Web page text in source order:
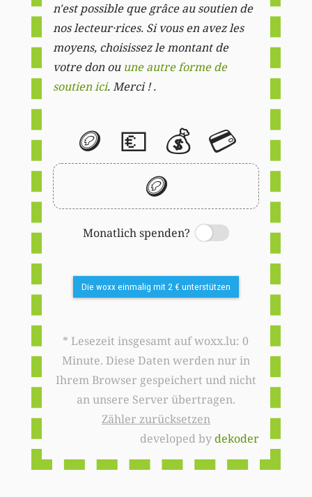
n'est possible que grâce au soutien de
nos lecteur·rices. Si vous en avez les
moyens, choisissez le montant de
votre don ou une autre forme de
soutien ici. Merci ! .
🪙 💶 💰 💳
🪙
Monatlich spenden?
Switch
Die woxx einmalig mit 2 € unterstützen
* Lesezeit insgesamt auf woxx.lu: 0
Minute. Diese Daten werden nur in
Ihrem Browser gespeichert und nicht
an unsere Server übertragen.
Zähler zurücksetzen
developed bydekoder